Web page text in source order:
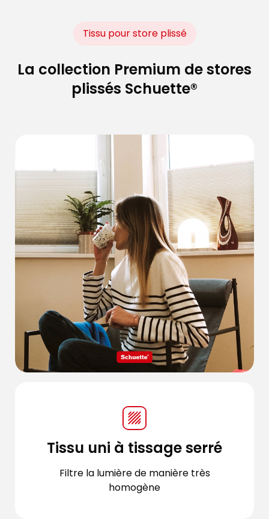
Tissu pour store plissé
La collection Premium de stores
plissés Schuette®
Tissu uni à tissage serré
Filtre la lumière de manière très
homogène